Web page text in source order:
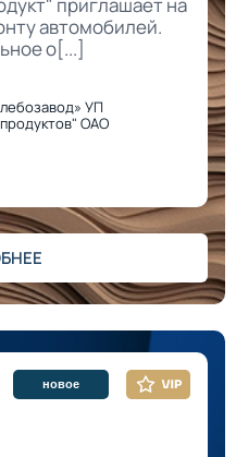
автомобилей.
о[...]
УП
ОАО
новое